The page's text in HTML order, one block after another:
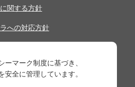
関する方針
への対応方針
ーマーク制度に基づき、
安全に管理しています。